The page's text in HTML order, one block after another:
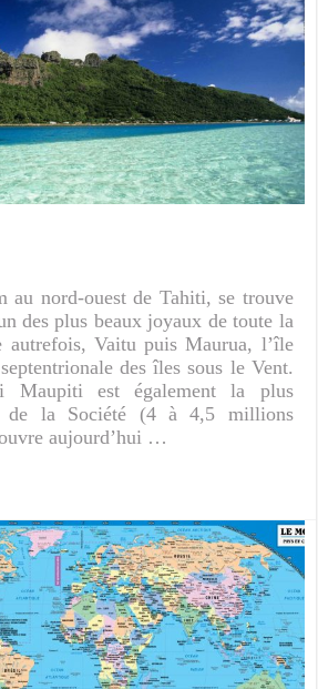
au nord-ouest de Tahiti, se trouve
des plus beaux joyaux de toute la
autrefois, Vaitu puis Maurua, l’île
des îles sous le Vent.
Maupiti est également la plus
de la Société (4 à 4,5 millions
aujourd’hui …